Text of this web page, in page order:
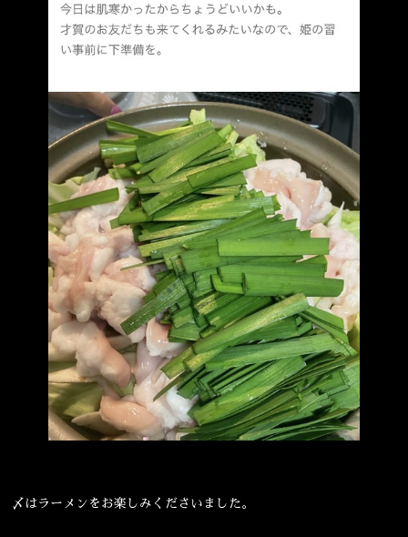
〆はラーメンをお楽しみくださいました。